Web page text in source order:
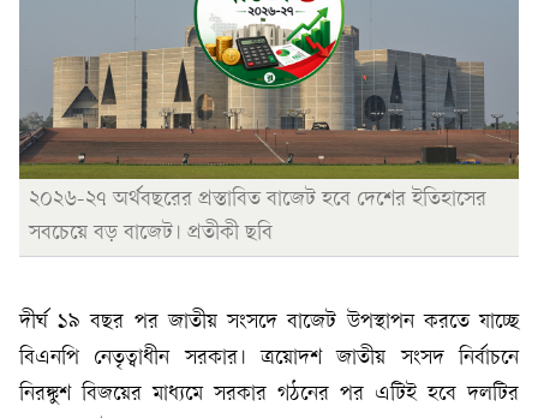
২০২৬-২৭ অর্থবছরের প্রস্তাবিত বাজেট হবে দেশের ইতিহাসের
সবচেয়ে বড় বাজেট। প্রতীকী ছবি
দীর্ঘ ১৯ বছর পর জাতীয় সংসদে বাজেট উপস্থাপন করতে যাচ্ছে
বিএনপি নেতৃত্বাধীন সরকার। ত্রয়োদশ জাতীয় সংসদ নির্বাচনে
নিরঙ্কুশ বিজয়ের মাধ্যমে সরকার গঠনের পর এটিই হবে দলটির